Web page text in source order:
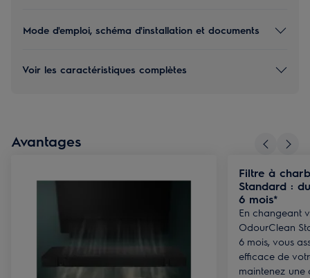
Mode d'emploi, schéma d'installation et documents
Voir les caractéristiques complètes
Avantages
Filtre à
Standard :
6 mois*
En changeant
OdourClean
6 mois, vous
efficace de
maintenez une